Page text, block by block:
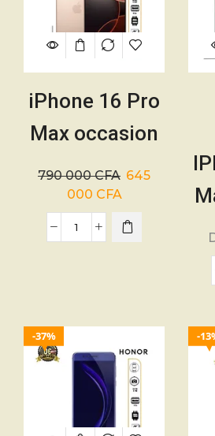
iPhone 16 Pro
Max occasion
256Go – USA
– 5200mAh –
01 mois
790 000CFA 645
000 CFA
37%